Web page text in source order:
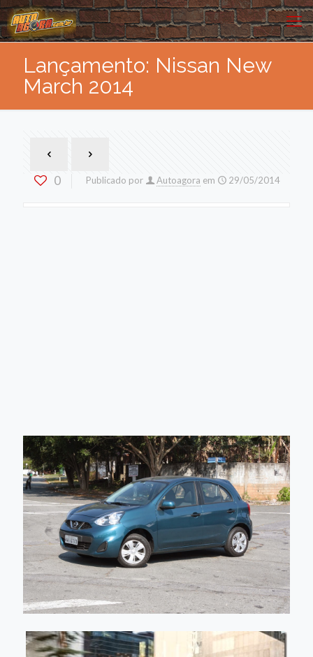
Lançamento: Nissan New
March 2014
0 Publicado por Autoagora em 29/05/2014